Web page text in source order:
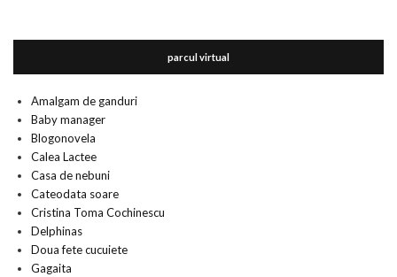
parcul virtual
Amalgam de ganduri
Baby manager
Blogonovela
Calea Lactee
Casa de nebuni
Cateodata soare
Cristina Toma Cochinescu
Delphinas
Doua fete cucuiete
Gagaita